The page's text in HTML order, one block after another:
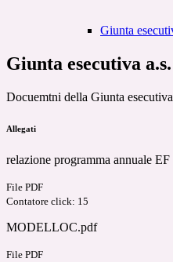
Giunta
Giunta esecutiva
Docuemtni della Giunta esecutiva
Allegati
relazione programma annuale
File PDF
Contatore click: 15
MODELLOC.pdf
File PDF